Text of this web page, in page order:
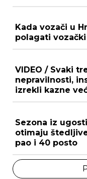
Kada vozači u
polagati
VIDEO / Svaki
nepravilnosti,
izrekli kazne
Sezona iz
otimaju
pao i 40 posto